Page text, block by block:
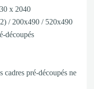
x 2040
/ 200x490 / 520x490
découpés
cadres pré-découpés ne